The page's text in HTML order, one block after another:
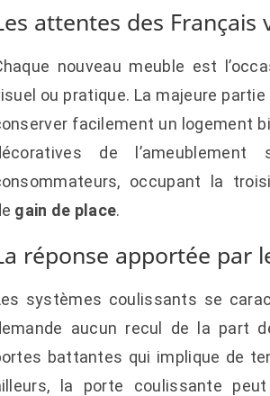
attentes des Français
nouveau meuble est
ou pratique. La majeure
facilement un logement
de
occupant la
gain de place.
réponse apportée par
systèmes coulissants se
aucun recul de la part
battantes qui implique de
la porte coulissante